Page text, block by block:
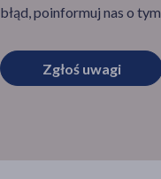
błąd, poinformuj nas o tym.
Zgłoś uwagi